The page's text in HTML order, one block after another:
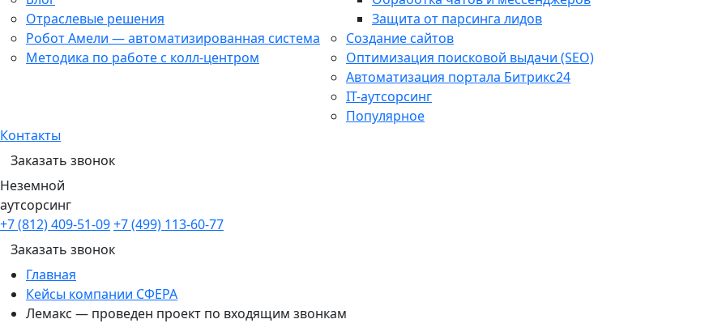
Отраслевые решения
Робот Амели — автоматизированная система
Методика по работе с колл-центром
Защита от парсинга лидов
Создание сайтов
Оптимизация поисковой выдачи (SEO)
Автоматизация портала Битрикс24
IT-аутсорсинг
Популярное
Контакты
Заказать звонок
Неземной
аутсорсинг
+7 (812) 409-51-09+7 (499) 113-60-77
Заказать звонок
Главная
Кейсы компании СФЕРА
Лемакс — проведен проект по входящим звонкам